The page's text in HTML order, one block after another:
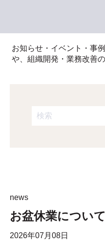
お知らせ・イベント・事
や、組織開発・業務改善
これは、自動候補
news
お盆休業について
2026年07月08日